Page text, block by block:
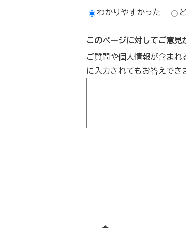
わかりやすかった
このページに対してご意見
ご質問や個人情報が含ま
に入力されてもお答えでき